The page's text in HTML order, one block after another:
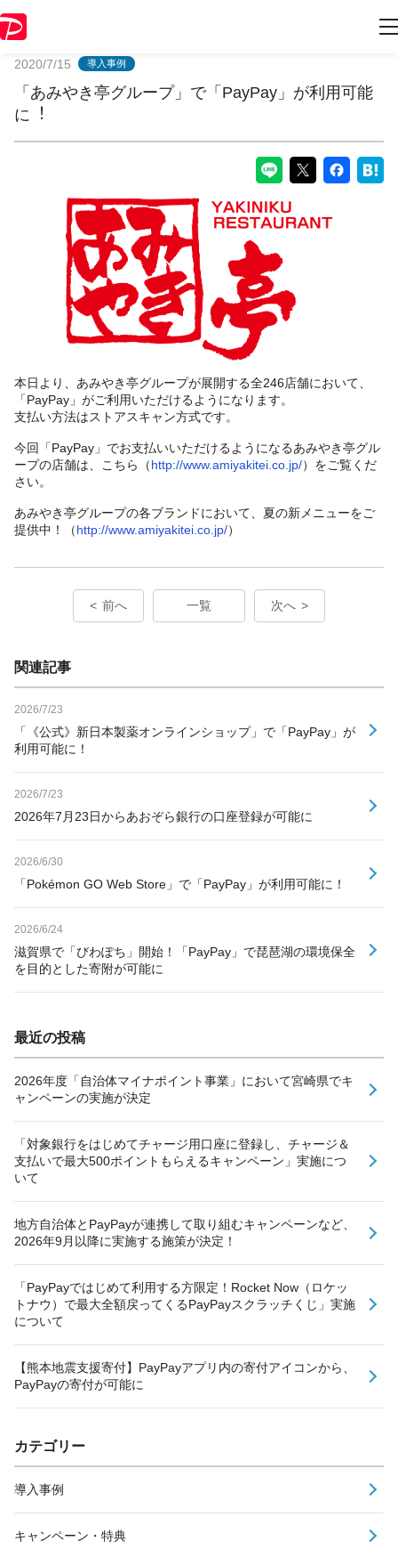
2020/7/15 導入事例
「あみやき亭グループ」で「PayPay」が利用可能
に︕
本日より、あみやき亭グループが展開する全246店舗において、
「PayPay」がご利用いただけるようになります。
支払い方法はストアスキャン方式です。
今回「PayPay」でお支払いいただけるようになるあみやき亭グル
ープの店舗は、こちら（http://www.amiyakitei.co.jp/）をご覧くだ
さい。
あみやき亭グループの各ブランドにおいて、夏の新メニューをご
提供中！（http://www.amiyakitei.co.jp/）
前へ 一覧 次へ
関連記事
2026/7/23
「《公式》新日本製薬オンラインショップ」で「PayPay」が
利用可能に！
2026/7/23
2026年7月23日からあおぞら銀行の口座登録が可能に
2026/6/30
「Pokémon GO Web Store」で「PayPay」が利用可能に！
2026/6/24
滋賀県で「びわぽち」開始！「PayPay」で琵琶湖の環境保全
を目的とした寄附が可能に
最近の投稿
2026年度「自治体マイナポイント事業」において宮崎県でキ
ャンペーンの実施が決定
「対象銀行をはじめてチャージ用口座に登録し、チャージ＆
支払いで最大500ポイントもらえるキャンペーン」実施につ
いて
地方自治体とPayPayが連携して取り組むキャンペーンなど、
2026年9月以降に実施する施策が決定！
「PayPayではじめて利用する方限定！Rocket Now（ロケッ
トナウ）で最大全額戻ってくるPayPayスクラッチくじ」実施
について
【熊本地震支援寄付】PayPayアプリ内の寄付アイコンから、
PayPayの寄付が可能に
カテゴリー
導入事例
キャンペーン・特典